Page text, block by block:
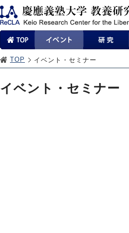
TOP イベント・セミナー
イベント・セミナー